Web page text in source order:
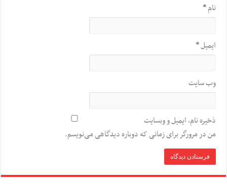
نام*
ایمیل*
وب‌ سایت
ذخیره نام، ایمیل و وبسایت
من در مرورگر برای زمانی که دوباره دیدگاهی می‌نویسم.